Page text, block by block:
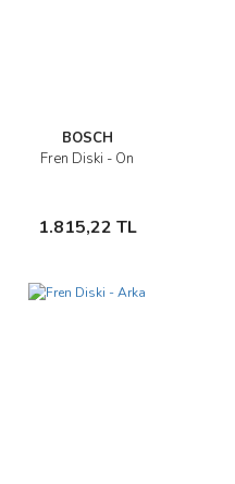
BOSCH
Fren Diski - Ön
1.815,22 TL
İncele
Sepete Ekle